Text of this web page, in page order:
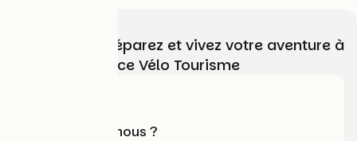
Choisissez, préparez et vivez votre aventure à
vélo avec France Vélo Tourisme
Qui sommes-nous ?